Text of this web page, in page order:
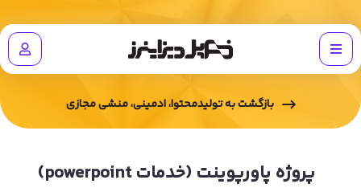
بازگشت بهتولیدمحتوا، ادمینی، منشی مجازی
پروژه پاورپوینت (خدمات powerpoint)